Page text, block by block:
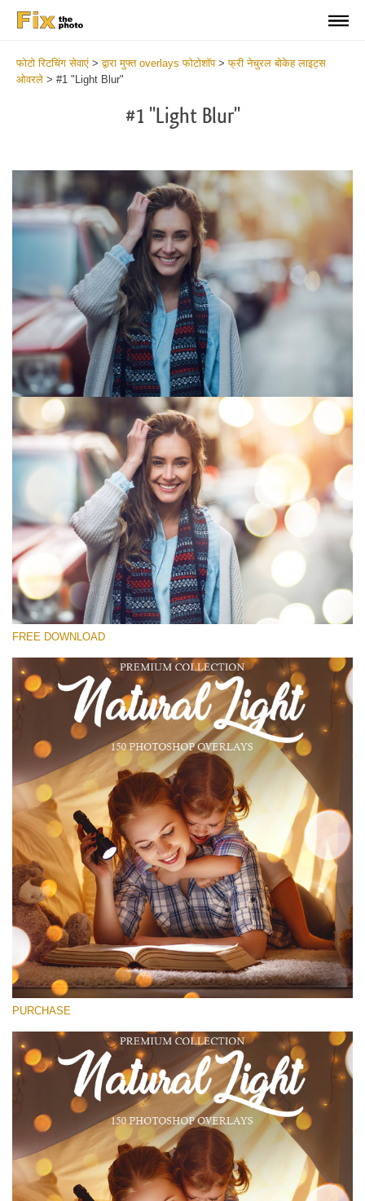
फोटो रिटचिंग सेवाएं >द्वारा मुफ्त overlays फोटोशॉप>फ्री नेचुरल बोकेह लाइट्स
ओवरले > #1 "Light Blur"
#1 "Light Blur"
कृपया चुने
Free Photoshop Overlay #1
Small 800*533px
Natural Cozy
(150 Overlays)
Large 6000*4000px
Large 6000*4000px
Entire Collection
(1783 Overlays)
Large 6000*4000px
मुफ्त डाउनलोड
FREE DOWNLOAD
PURCHASE